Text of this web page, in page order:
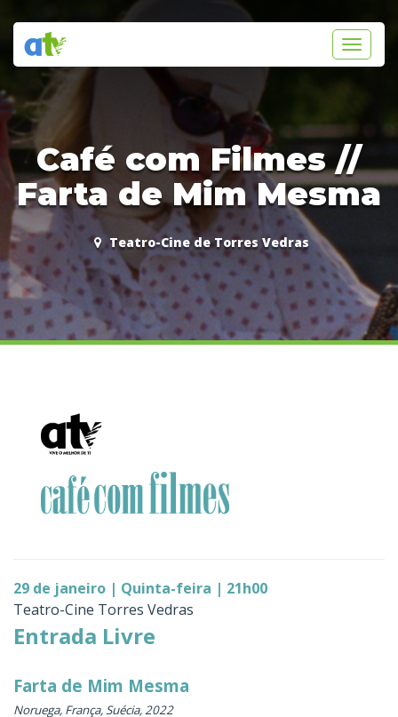
Toggle
Café com Filmes //
Farta de Mim Mesma
Teatro-Cine de Torres Vedras
29 de janeiro | Quinta-feira | 21h00
Teatro-Cine Torres Vedras
Entrada Livre
Farta de Mim Mesma
Noruega, França, Suécia, 2022